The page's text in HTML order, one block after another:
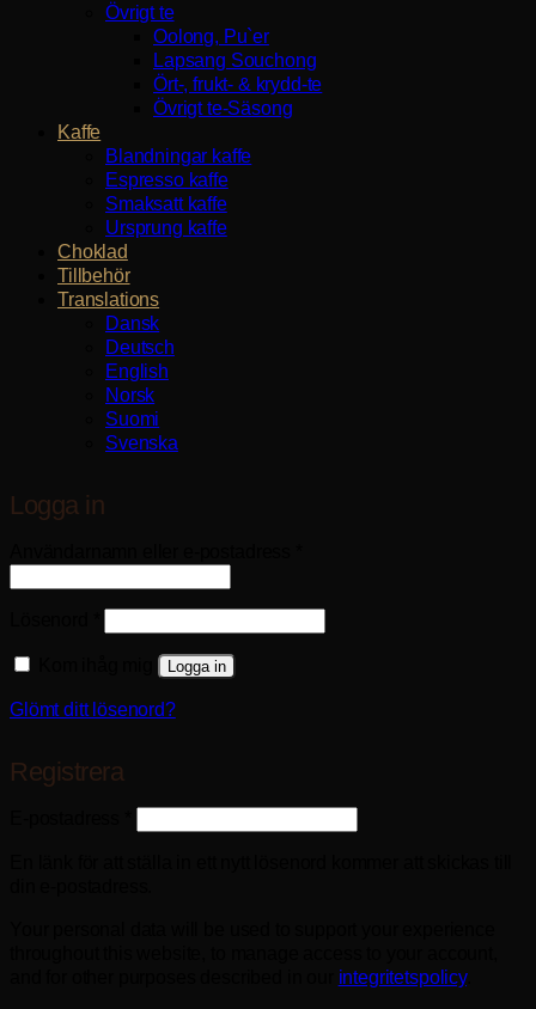
Övrigt te
Oolong, Pu`er
Lapsang Souchong
Ört-, frukt- & krydd-te
Övrigt te-Säsong
Kaffe
Blandningar kaffe
Espresso kaffe
Smaksatt kaffe
Ursprung kaffe
Choklad
Tillbehör
Translations
Dansk
Deutsch
English
Norsk
Suomi
Svenska
Logga in
Logga in
Glömt ditt lösenord?
Registrera
integritetspolicy.